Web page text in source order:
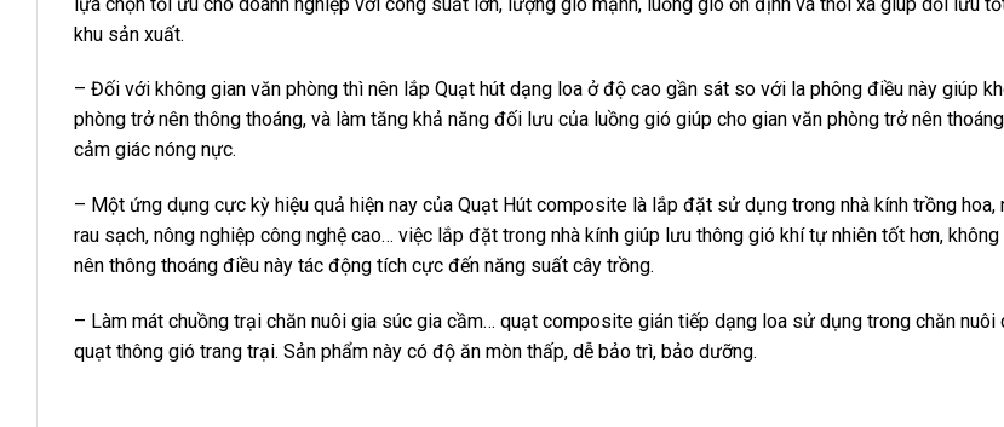
khu sản xuất.
– Đối với không gian văn phòng thì nên lắp Quạt hút dạng loa ở độ cao gần sát so với la phông điều này giúp
phòng trở nên thông thoáng, và làm tăng khả năng đối lưu của luồng gió giúp cho gian văn phòng trở nên
cảm giác nóng nực.
– Một ứng dụng cực kỳ hiệu quả hiện nay của Quạt Hút composite là lắp đặt sử dụng trong nhà kính trồng hoa,
rau sạch, nông nghiệp công nghệ cao… việc lắp đặt trong nhà kính giúp lưu thông gió khí tự nhiên tốt hơn, không
nên thông thoáng điều này tác động tích cực đến năng suất cây trồng.
– Làm mát chuồng trại chăn nuôi gia súc gia cầm… quạt composite gián tiếp dạng loa sử dụng trong chăn
quạt thông gió trang trại. Sản phẩm này có độ ăn mòn thấp, dễ bảo trì, bảo dưỡng.